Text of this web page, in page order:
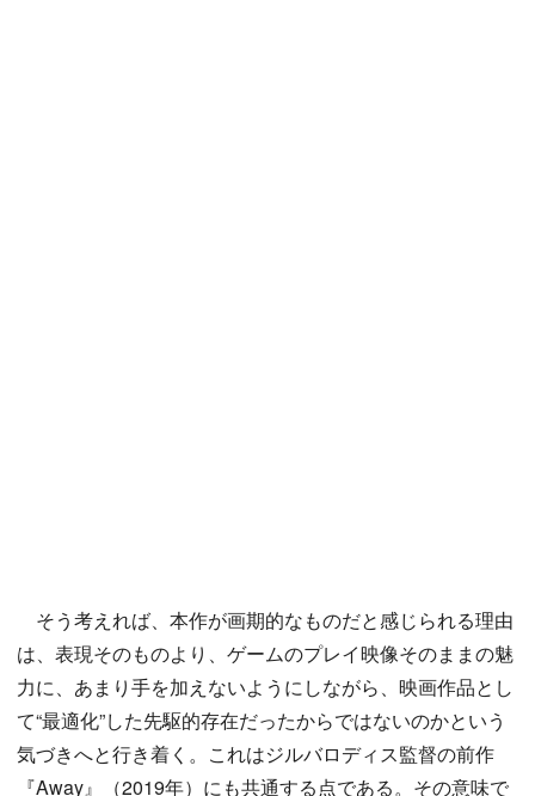
そう考えれば、本作が画期的なものだと感じられる理由
は、表現そのものより、ゲームのプレイ映像そのままの魅
力に、あまり手を加えないようにしながら、映画作品とし
て“最適化”した先駆的存在だったからではないのかという
気づきへと行き着く。これはジルバロディス監督の前作
『Away』（2019年）にも共通する点である。その意味で